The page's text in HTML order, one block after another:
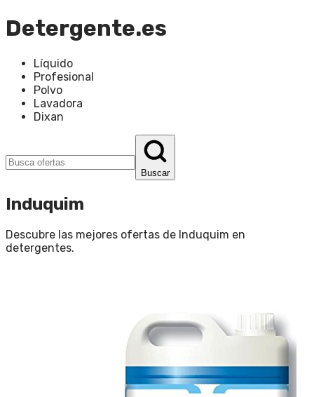
Detergente.es
Líquido
Profesional
Polvo
Lavadora
Dixan
Buscar
Induquim
Descubre las mejores ofertas de Induquim en
detergentes.